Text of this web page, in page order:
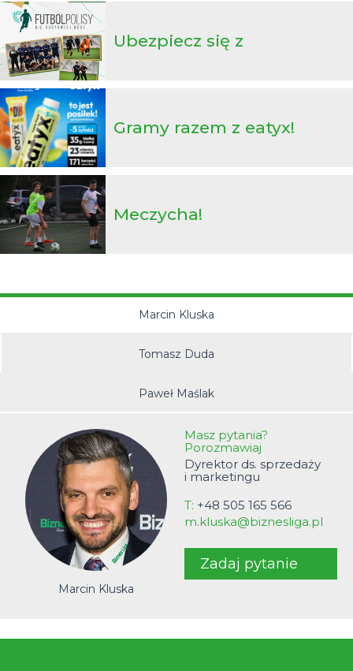
Ubezpiecz się z
futbolpolisy.pl!
Gramy razem z eatyx!
Meczycha!
Marcin Kluska
Tomasz Duda
Paweł Maślak
Marcin Kluska
Masz pytania?
Porozmawiaj
Dyrektor ds. sprzedaży
i marketingu
T: +48 505 165 566
m.kluska@biznesliga.pl
Zadaj pytanie